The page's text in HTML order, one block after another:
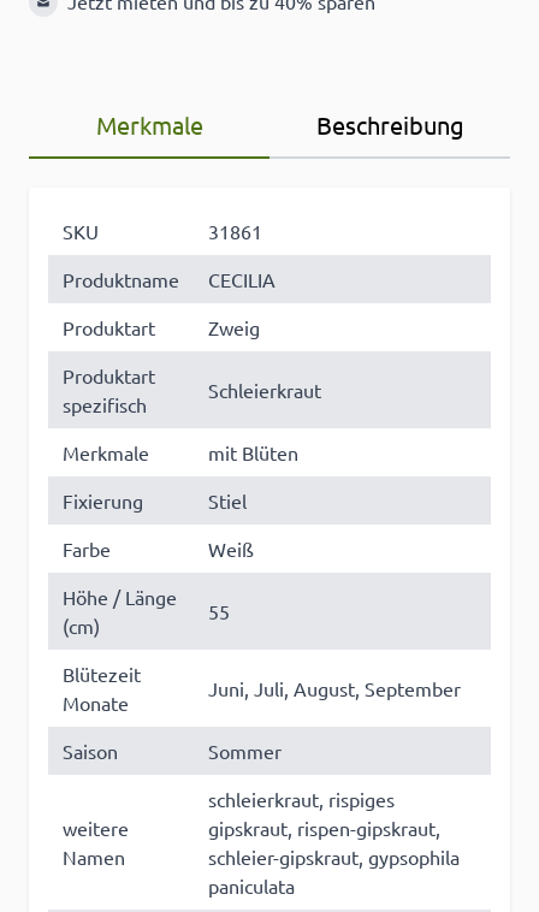
Merkmale Beschreibung
SKU
31861
Produktname
CECILIA
Produktart
Zweig
Produktart
spezifisch
Schleierkraut
Merkmale
mit Blüten
Fixierung
Stiel
Farbe
Weiß
Höhe / Länge
(cm)
55
Blütezeit
Monate
Juni, Juli, August, September
Saison Sommer
weitere
Namen
schleierkraut, rispiges
gipskraut, rispen-gipskraut,
schleier-gipskraut, gypsophila
paniculata